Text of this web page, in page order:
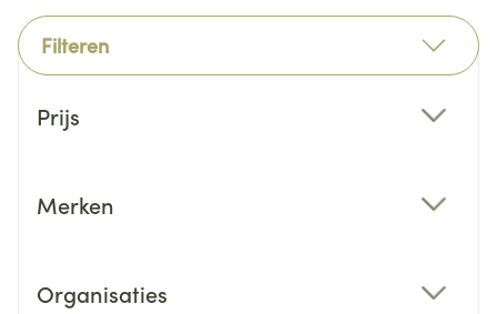
Filteren
Prijs
Merken
Organisaties